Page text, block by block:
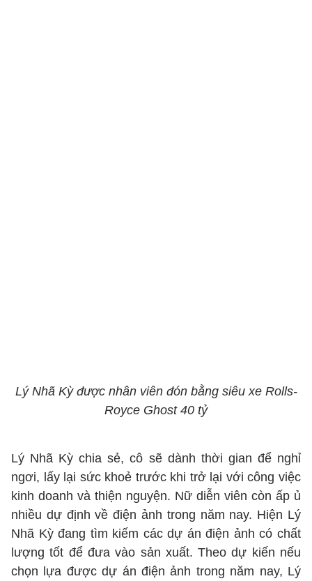
Lý Nhã Kỳ được nhân viên đón bằng siêu xe Rolls-
Royce Ghost 40 tỷ
Lý Nhã Kỳ chia sẻ, cô sẽ dành thời gian để nghỉ
ngơi, lấy lại sức khoẻ trước khi trở lại với công việc
kinh doanh và thiện nguyện. Nữ diễn viên còn ấp ủ
nhiều dự định về điện ảnh trong năm nay. Hiện Lý
Nhã Kỳ đang tìm kiếm các dự án điện ảnh có chất
lượng tốt để đưa vào sản xuất. Theo dự kiến nếu
chọn lựa được dự án điện ảnh trong năm nay, Lý